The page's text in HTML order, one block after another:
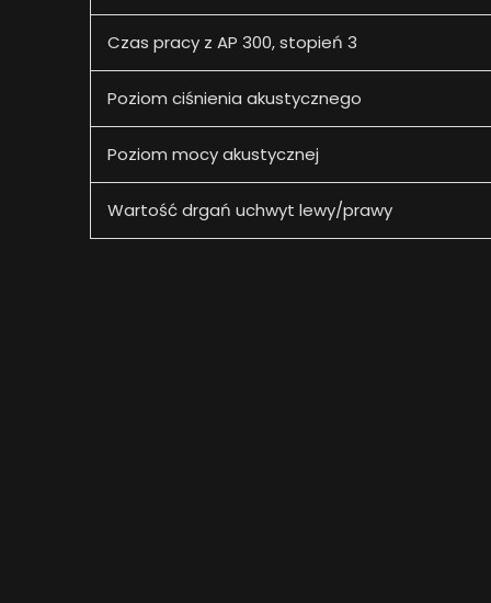
Czas pracy z AP 300, stopień 3
Poziom ciśnienia akustycznego
Poziom mocy akustycznej
Wartość drgań uchwyt lewy/prawy